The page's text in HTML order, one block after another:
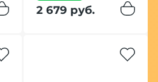
2 679 руб.